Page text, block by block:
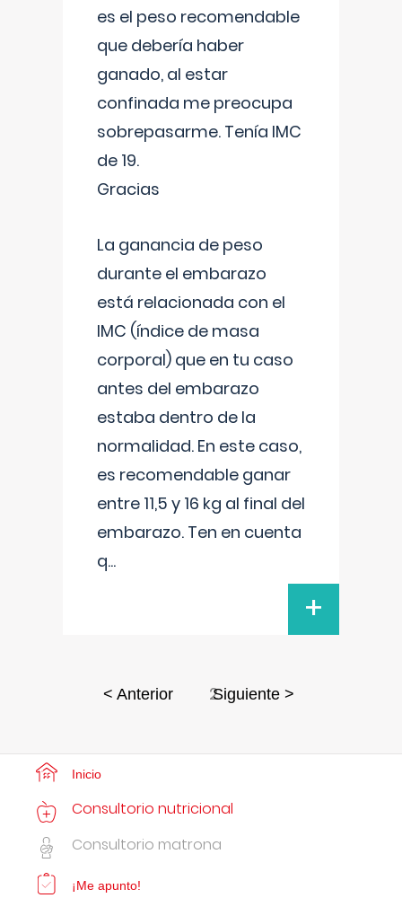
es el peso recomendable
que debería haber
ganado, al estar
confinada me preocupa
sobrepasarme. Tenía IMC
de 19.
Gracias
La ganancia de peso
durante el embarazo
está relacionada con el
IMC (índice de masa
corporal) que en tu caso
antes del embarazo
estaba dentro de la
normalidad. En este caso,
es recomendable ganar
entre 11,5 y 16 kg al final del
embarazo. Ten en cuenta
q...
+
< Anterior 2Siguiente >
Inicio
Consultorio nutricional
Consultorio matrona
¡Me apunto!